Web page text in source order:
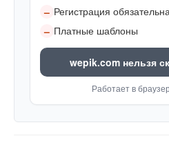
– Регистрация обязательна
– Платные шаблоны
wepik.com нельзя
Работает в